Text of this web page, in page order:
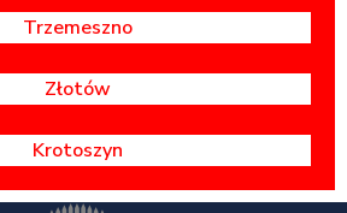
Trzemeszno
Złotów
Krotoszyn